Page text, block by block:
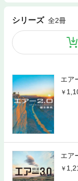
シリーズ 全2冊
エア
エア